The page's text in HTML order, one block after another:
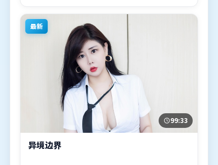
观众观看。
最新
99:33
异境边界